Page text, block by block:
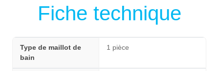
Fiche technique
Type de maillot de
bain
1 pièce